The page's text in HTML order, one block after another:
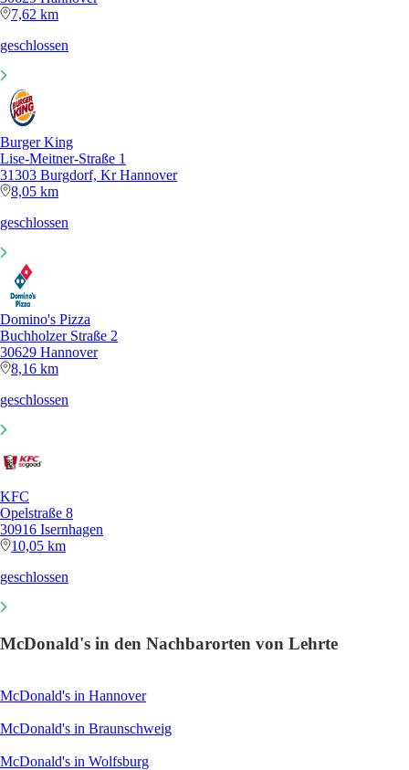
7,62 km
geschlossen
Burger King
Lise-Meitner-Straße 1
31303 Burgdorf, Kr Hannover
8,05 km
geschlossen
Domino's Pizza
Buchholzer Straße 2
30629 Hannover
8,16 km
geschlossen
KFC
Opelstraße 8
30916 Isernhagen
10,05 km
geschlossen
McDonald's in den Nachbarorten von Lehrte
McDonald's in Hannover
McDonald's in Braunschweig
McDonald's in Wolfsburg